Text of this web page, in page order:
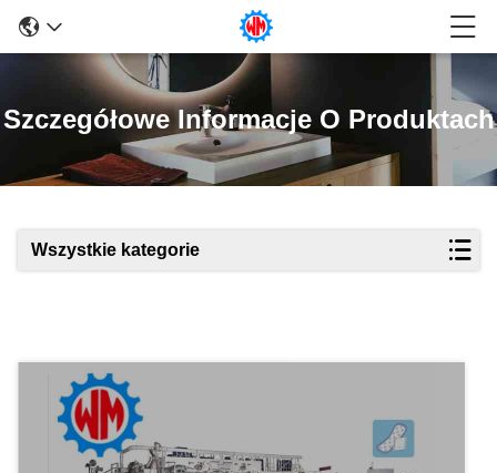
Szczegółowe Informacje O Produktach
Wszystkie kategorie